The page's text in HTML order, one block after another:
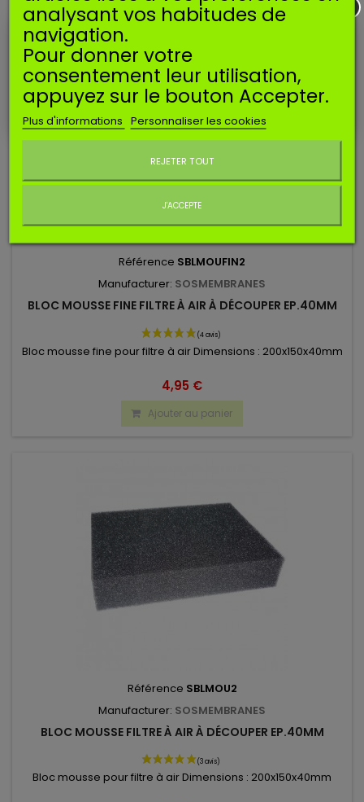
Référence SBLMOUFIN2
Manufacturer: SOSMEMBRANES
BLOC MOUSSE FINE FILTRE À AIR À DÉCOUPER EP.40MM
Bloc mousse fine pour filtre à air Dimensions : 200x150x40mm
4,95 €
Ajouter au panier
Référence SBLMOU2
Manufacturer: SOSMEMBRANES
BLOC MOUSSE FILTRE À AIR À DÉCOUPER EP.40MM
Bloc mousse pour filtre à air Dimensions : 200x150x40mm
analysant vos habitudes de
navigation.
Pour donner votre
consentement leur utilisation,
appuyez sur le bouton Accepter.
Plus d'informations Personnaliser les cookies
REJETER TOUT
J'ACCEPTE